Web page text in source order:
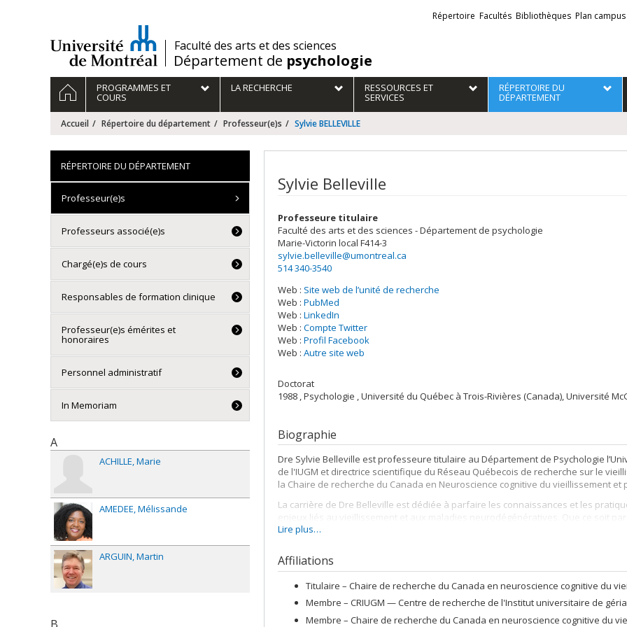
/Faculté des arts et des sciences
Département de psychologie
Liens
externes
Répertoire Facultés Bibliothèques Plan campus
Navigation
principale
ACCUEILPROGRAMMES ET
COURS
LA RECHERCHE RESSOURCES ET
SERVICES
RÉPERTOIRE DU
DÉPARTEMENT
Accueil Répertoire du département Professeur(e)s Sylvie BELLEVILLE
Sylvie Belleville
Professeure titulaire
Faculté des arts et des sciences - Département de psychologie
Marie-Victorin local F414-3
sylvie.belleville@umontreal.ca
514 340-3540
Web : Site web de l’unité de recherche
Web : PubMed
Web : LinkedIn
Web : Compte Twitter
Web : Profil Facebook
Web : Autre site web
Doctorat
1988 , Psychologie , Université du Québec à Trois-Rivières (Canada), Université
Biographie
Dre Sylvie Belleville est professeure titulaire au Département de Psychologie
de l'IUGM et directrice scientifique du Réseau Québecois de recherche sur le
la Chaire de recherche du Canada en Neuroscience cognitive du vieillissement et
La carrière de Dre Belleville est dédiée à parfaire les connaissances et les
enjeux liés au vieillissement et aux maladies neurodégénératives. Que ce soit
l'enseignement de la discipline, la pratique clinique ou l'administration, la
l'Institut universitaire de gériatrie de Montréal de 2009 à 2021. Elle a été la
hospitaliers du Québec.
Au Québec comme à l'étranger, les travaux du Dre Belleville font figure
original et pionnier. En plus de son apport à la caractérisation cognitive de la
Lire plus…
Affiliations
Titulaire – Chaire de recherche du Canada en neuroscience cognitive du
Membre – CRIUGM — Centre de recherche de l'Institut universitaire de
Membre – Chaire de recherche du Canada en neuroscience cognitive du
RÉPERTOIRE DU DÉPARTEMENT
Professeur(e)s
Professeurs associé(e)s
Chargé(e)s de cours
Responsables de formation clinique
Professeur(e)s émérites et
honoraires
Personnel administratif
In Memoriam
A
ACHILLE Marie
AMEDEE Mélissande
ARGUIN Martin